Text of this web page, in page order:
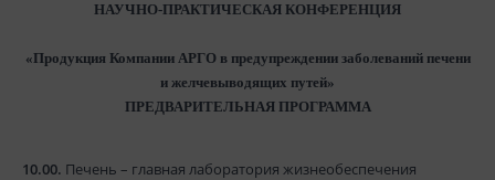
НАУЧНО-ПРАКТИЧЕСКАЯ КОНФЕРЕНЦИЯ
«Продукция Компании АРГО в предупреждении заболеваний печени
и желчевыводящих путей»
ПРЕДВАРИТЕЛЬНАЯ ПРОГРАММА
10.00. Печень – главная лаборатория жизнеобеспечения